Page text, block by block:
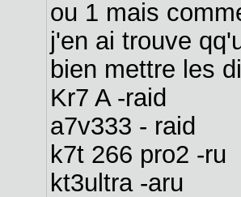
ou 1 mais
j'en ai trouve
bien mettre les
Kr7 A -raid
a7v333 - raid
k7t 266 pro2 -ru
kt3ultra -aru